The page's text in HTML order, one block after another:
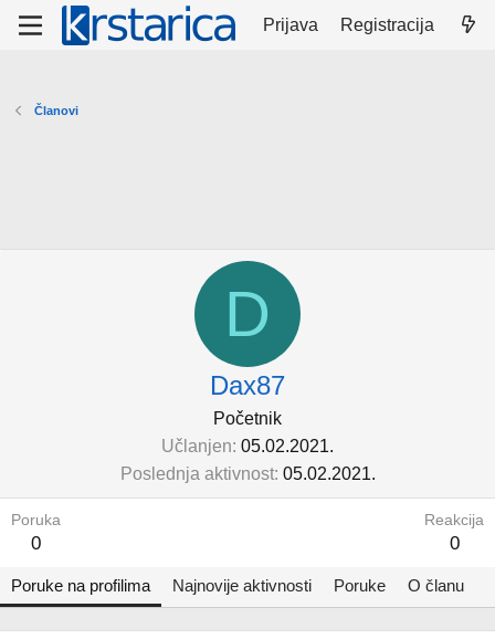
Prijava Registracija
Članovi
D
Dax87
Početnik
Učlanjen 05.02.2021.
Poslednja aktivnost 05.02.2021.
Poruka
0
Reakcija
0
Poruke na profilima Najnovije aktivnosti Poruke O članu